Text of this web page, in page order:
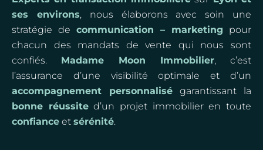
ses environs, nous élaborons avec soin une
stratégie de communication – marketing pour
chacun des mandats de vente qui nous sont
confiés. Madame Moon Immobilier, c’est
l’assurance d’une visibilité optimale et d’un
accompagnement personnalisé garantissant la
bonne réussited’un projet immobilier en toute
confiance et sérénité.